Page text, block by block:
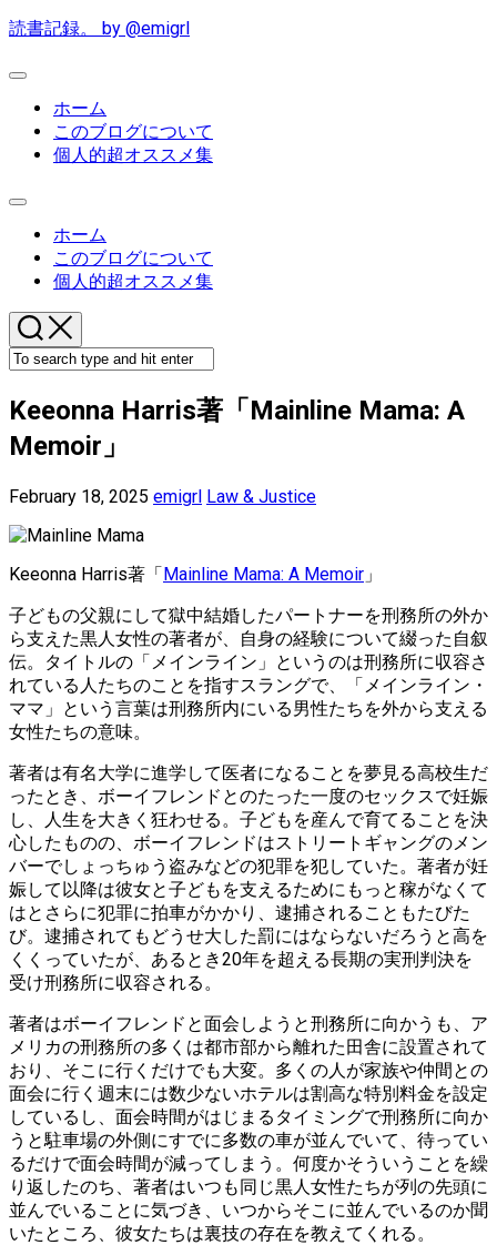
Skip
content
読書記録。 by @emigrl
Expand
ホーム
このブログについて
個人的超オススメ集
Expand
ホーム
このブログについて
個人的超オススメ集
Keeonna Harris著「Mainline Mama: A
Memoir」
February 18, 2025 emigrl Law & Justice
Keeonna Harris著「Mainline Mama: A Memoir 」
子どもの父親にして獄中結婚したパートナーを刑務所の外か
ら支えた黒人女性の著者が、自身の経験について綴った自叙
伝。タイトルの「メインライン」というのは刑務所に収容さ
れている人たちのことを指すスラングで、「メインライン・
ママ」という言葉は刑務所内にいる男性たちを外から支える
女性たちの意味。
著者は有名大学に進学して医者になることを夢見る高校生だ
ったとき、ボーイフレンドとのたった一度のセックスで妊娠
し、人生を大きく狂わせる。子どもを産んで育てることを決
心したものの、ボーイフレンドはストリートギャングのメン
バーでしょっちゅう盗みなどの犯罪を犯していた。著者が妊
娠して以降は彼女と子どもを支えるためにもっと稼がなくて
はとさらに犯罪に拍車がかかり、逮捕されることもたびた
び。逮捕されてもどうせ大した罰にはならないだろうと高を
くくっていたが、あるとき20年を超える長期の実刑判決を
受け刑務所に収容される。
著者はボーイフレンドと面会しようと刑務所に向かうも、ア
メリカの刑務所の多くは都市部から離れた田舎に設置されて
おり、そこに行くだけでも大変。多くの人が家族や仲間との
面会に行く週末には数少ないホテルは割高な特別料金を設定
しているし、面会時間がはじまるタイミングで刑務所に向か
うと駐車場の外側にすでに多数の車が並んでいて、待ってい
るだけで面会時間が減ってしまう。何度かそういうことを繰
り返したのち、著者はいつも同じ黒人女性たちが列の先頭に
並んでいることに気づき、いつからそこに並んでいるのか聞
いたところ、彼女たちは裏技の存在を教えてくれる。